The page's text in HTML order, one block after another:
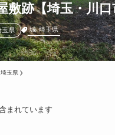
敷跡【埼玉・川口
玉県 城 埼玉県
埼玉県
まれています